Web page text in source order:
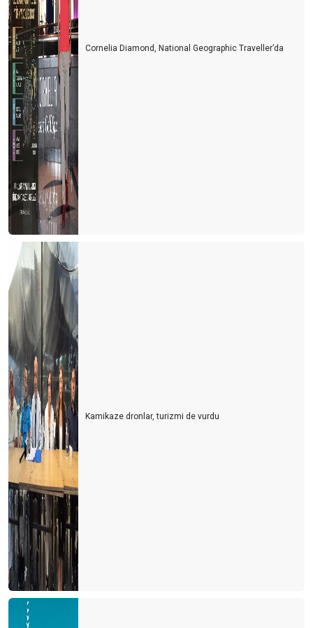
Turist ne yapsın?
Bu yıl oteller yabancı turiste kalacak gibi...
Turizm esnafı artan kurlara karşı çareyi buldu
Turizmcinin 2022 için en büyük korkusu
Turizm çalışanı sektörden kaçıyor
Turizmci yerli turiste ayrı fiyatlandırma yapmalı
Türk de olsa yabancı da olsa bekara otel odası yok
2021 yılında turizmde değişen bir şey yok
Bulgaristan'da turist olmak
Personel bulmak turist bulmaktan daha zor hale geliyor
Yer gök turist doldu, ardından umarım vaka dolmaz
Antalya'nın sahilleri dolu ama turistle değil
Turizmcinin oksijeni tükenmek üzere
Turizmde umutlar temmuz ayına kaldı
Turisti mi çalışanlardan, çalışanları mı turistten koruyacağız?
Usulca turistin yanına sokuldum
Dünya kenti Antalya böyle mi olmalıydı?
Ne devletler ne de işletmeler bilmiyor?
Bu gidişle yaz turizmi de tehlikede
Turizm sezonunun açılışı papatya falına döndü
Turizm iyi mi olacak? Kötü mü olacak? Gerçek nedir?
CEVABI OLMAYAN SORU
2021 yılı umutların gerçekleştiği bir yıl olsun
Cornelia Diamond, National Geographic Traveller’da
Kamikaze dronlar, turizmi de vurdu